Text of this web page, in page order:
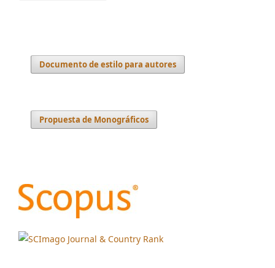
Documento de estilo para autores
Propuesta de Monográficos